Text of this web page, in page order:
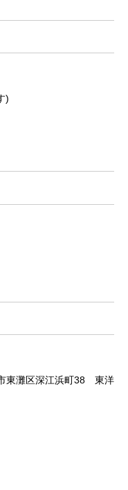
)
東灘区深江浜町38 東洋